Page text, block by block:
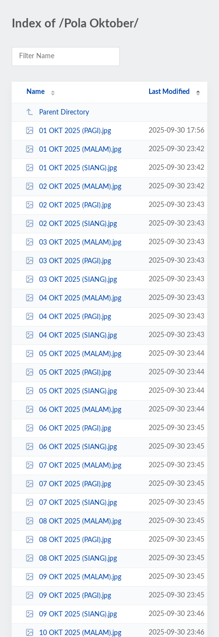
Index of /Pola Oktober/
Name Last Modified
Parent Directory
01 OKT 2025 (PAGI).jpg 2025-09-30 17:56
01 OKT 2025 (MALAM).jpg 2025-09-30 23:42
01 OKT 2025 (SIANG).jpg 2025-09-30 23:42
02 OKT 2025 (MALAM).jpg 2025-09-30 23:42
02 OKT 2025 (PAGI).jpg 2025-09-30 23:43
02 OKT 2025 (SIANG).jpg 2025-09-30 23:43
03 OKT 2025 (MALAM).jpg 2025-09-30 23:43
03 OKT 2025 (PAGI).jpg 2025-09-30 23:43
03 OKT 2025 (SIANG).jpg 2025-09-30 23:43
04 OKT 2025 (MALAM).jpg 2025-09-30 23:43
04 OKT 2025 (PAGI).jpg 2025-09-30 23:43
04 OKT 2025 (SIANG).jpg 2025-09-30 23:43
05 OKT 2025 (MALAM).jpg 2025-09-30 23:44
05 OKT 2025 (PAGI).jpg 2025-09-30 23:44
05 OKT 2025 (SIANG).jpg 2025-09-30 23:44
06 OKT 2025 (MALAM).jpg 2025-09-30 23:44
06 OKT 2025 (PAGI).jpg 2025-09-30 23:45
06 OKT 2025 (SIANG).jpg 2025-09-30 23:45
07 OKT 2025 (MALAM).jpg 2025-09-30 23:45
07 OKT 2025 (PAGI).jpg 2025-09-30 23:45
07 OKT 2025 (SIANG).jpg 2025-09-30 23:45
08 OKT 2025 (MALAM).jpg 2025-09-30 23:45
08 OKT 2025 (PAGI).jpg 2025-09-30 23:45
08 OKT 2025 (SIANG).jpg 2025-09-30 23:45
09 OKT 2025 (MALAM).jpg 2025-09-30 23:45
09 OKT 2025 (PAGI).jpg 2025-09-30 23:45
09 OKT 2025 (SIANG).jpg 2025-09-30 23:46
10 OKT 2025 (MALAM).jpg 2025-09-30 23:46